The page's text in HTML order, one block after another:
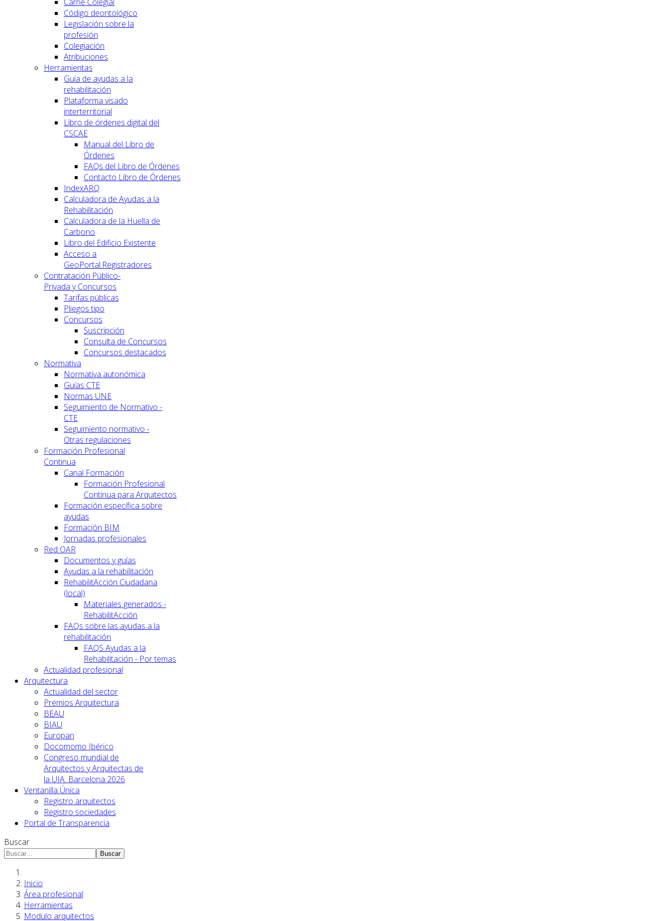
Código deontológico
Legislación sobre la
profesión
Colegiación
Atribuciones
Herramientas
Guía de ayudas a la
rehabilitación
Plataforma visado
interterritorial
Libro de órdenes digital del
CSCAE
Manual del Libro de
Órdenes
FAQs del Libro de Órdenes
Contacto Libro de Órdenes
IndexARQ
Calculadora de Ayudas a la
Rehabilitación
Calculadora de la Huella de
Carbono
Libro del Edificio Existente
Acceso a
GeoPortal.Registradores
Contratación Público-
Privada y Concursos
Tarifas públicas
Pliegos tipo
Concursos
Suscripción
Consulta de Concursos
Concursos destacados
Normativa
Normativa autonómica
Guías CTE
Normas UNE
Seguimiento de Normativo -
CTE
Seguimiento normativo -
Otras regulaciones
Formación Profesional
Continua
Canal Formación
Formación Profesional
Continua para Arquitectos
Formación específica sobre
ayudas
Formación BIM
Jornadas profesionales
Red OAR
Documentos y guías
Ayudas a la rehabilitación
RehabilitAcción Ciudadana
(local)
Materiales generados -
RehabilitAcción
FAQs sobre las ayudas a la
rehabilitación
FAQS Ayudas a la
Rehabilitación - Por temas
Actualidad profesional
Arquitectura
Actualidad del sector
Premios Arquitectura
BEAU
BIAU
Europan
Docomomo Ibérico
Congreso mundial de
Arquitectos y Arquitectas de
la UIA. Barcelona 2026
Ventanilla Única
Registro arquitectos
Registro sociedades
Portal de Transparencia
Buscar
Buscar
Inicio
Área profesional
Herramientas
Modulo arquitectos